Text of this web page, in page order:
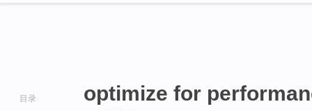
目录 optimize for